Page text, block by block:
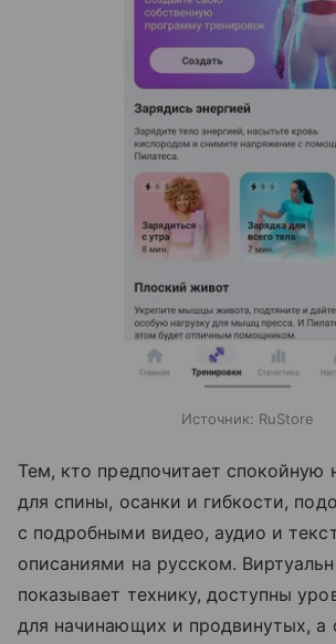
Источник: RuStore
Тем, кто предпочитает спокойную
для спины, осанки и гибкости,
с подробными видео, аудио и
описаниями на русском.
показывает технику, доступны
для начинающих и продвинутых, а